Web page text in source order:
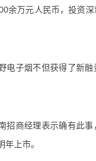
余万元人民币，投资
电子烟不但获得了新
招商经理表示确有此
上市。